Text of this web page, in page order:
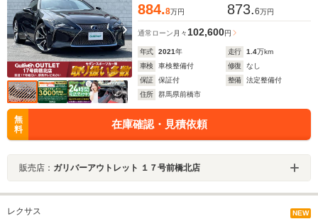
884.8万円 873.6万円
通常ローン 月々 102,600円
年式 2021年 走行 1.4万km
車検
車検整備付 修復
なし
保証
保証付 整備
法定整備付
住所
群馬県前橋市
無
料
在庫確認・見積依頼
販売店： ガリバーアウトレット １７号前橋北店
レクサス NEW